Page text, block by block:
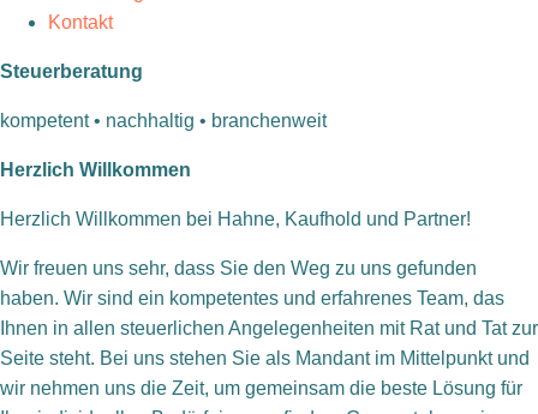
Kontakt
Steuerberatung
kompetent • nachhaltig • branchenweit
Herzlich Willkommen
Herzlich Willkommen bei Hahne, Kaufhold und Partner!
Wir freuen uns sehr, dass Sie den Weg zu uns gefunden
haben. Wir sind ein kompetentes und erfahrenes Team, das
Ihnen in allen steuerlichen Angelegenheiten mit Rat und Tat zur
Seite steht. Bei uns stehen Sie als Mandant im Mittelpunkt und
wir nehmen uns die Zeit, um gemeinsam die beste Lösung für